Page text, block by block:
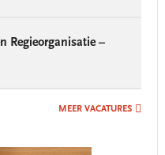
Regieorganisatie –
MEER VACATURES